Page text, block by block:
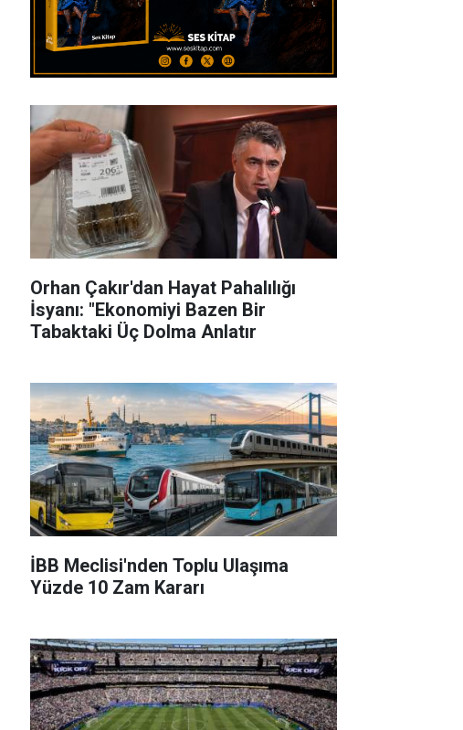
Orhan Çakır'dan Hayat Pahalılığı
İsyanı: "Ekonomiyi Bazen Bir
Tabaktaki Üç Dolma Anlatır
İBB Meclisi'nden Toplu Ulaşıma
Yüzde 10 Zam Kararı